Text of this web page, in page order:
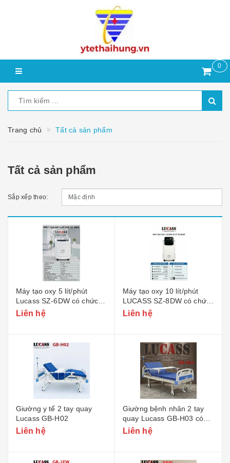
0
Trang chủ Tất cả sản phẩm
Tất cả sản phẩm
Sắp xếp theo:
Máy tạo oxy 5 lít/phút
Lucass SZ-6DW có chức
năng xông
Liên hệ
Máy tạo oxy 10 lít/phút
LUCASS SZ-8DW có chức
năng xông
Liên hệ
Giường y tế 2 tay quay
Lucass GB-H02
Liên hệ
Giường bệnh nhân 2 tay
quay Lucass GB-H03 có
khoét lỗ bô vệ sinh
Liên hệ